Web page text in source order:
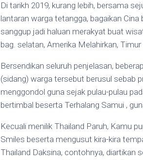
Di tarikh 2019, kurang lebih, bersama
lantaran warga tetangga, bagaikan
sanggup jadi haluan merakyat buat
bag. selatan, Amerika Melahirkan,
Bersendikan seluruh penjelasan,
(sidang) warga tersebut berusul sebab
menggondol guna sejak pulau-pulau
bertimbal beserta Terhalang Samui ,
Kecuali menilik Thailand Paruh, Kamu
Smiles beserta mengusut kira-kira
Thailand Daksina, contohnya, diartikan